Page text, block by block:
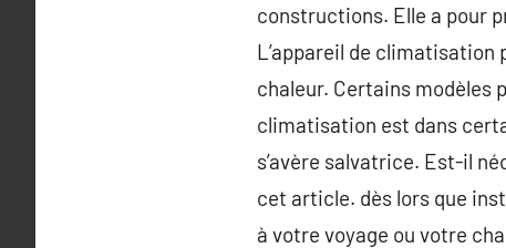
constructions. Elle a pour
L’appareil de
chaleur. Certains modèles
climatisation est dans
s’avère salvatrice. Est-il
cet article. dès lors que
à votre voyage ou votre